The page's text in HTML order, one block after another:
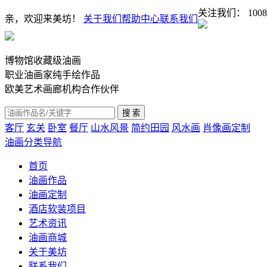
亲，欢迎来美坊！ 关于我们 帮助中心联系我们
关注我们：
博物馆收藏级油画
职业油画家纯手绘作品
欧美艺术画廊机构合作伙伴
客厅 玄关 卧室 餐厅 山水风景 简约田园 风水画 肖像画定制
油画分类导航
首页
油画作品
油画定制
酒店软装项目
艺术资讯
油画商城
关于美坊